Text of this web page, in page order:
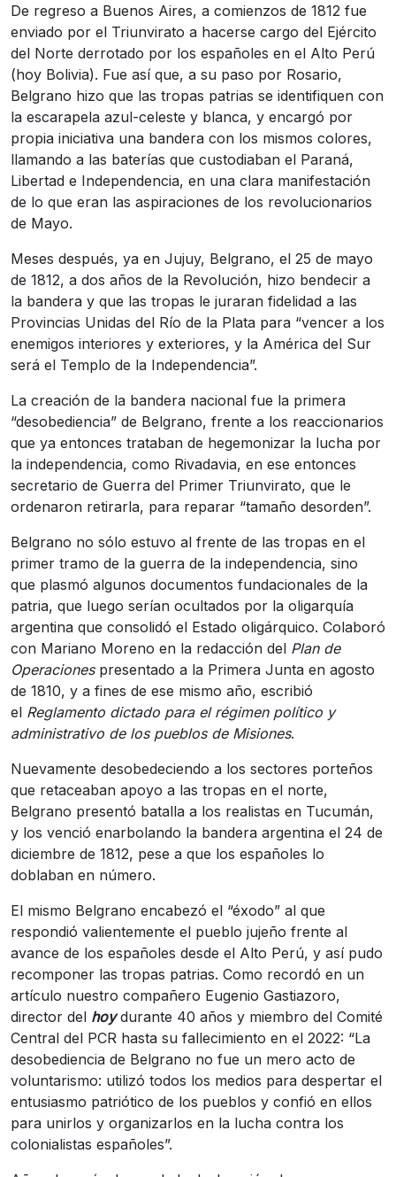
De regreso a Buenos Aires, a comienzos de 1812 fue
enviado por el Triunvirato a hacerse cargo del Ejército
del Norte derrotado por los españoles en el Alto Perú
(hoy Bolivia). Fue así que, a su paso por Rosario,
Belgrano hizo que las tropas patrias se identifiquen con
la escarapela azul-celeste y blanca, y encargó por
propia iniciativa una bandera con los mismos colores,
llamando a las baterías que custodiaban el Paraná,
Libertad e Independencia, en una clara manifestación
de lo que eran las aspiraciones de los revolucionarios
de Mayo.
Meses después, ya en Jujuy, Belgrano, el 25 de mayo
de 1812, a dos años de la Revolución, hizo bendecir a
la bandera y que las tropas le juraran fidelidad a las
Provincias Unidas del Río de la Plata para “vencer a los
enemigos interiores y exteriores, y la América del Sur
será el Templo de la Independencia”.
La creación de la bandera nacional fue la primera
“desobediencia” de Belgrano, frente a los reaccionarios
que ya entonces trataban de hegemonizar la lucha por
la independencia, como Rivadavia, en ese entonces
secretario de Guerra del Primer Triunvirato, que le
ordenaron retirarla, para reparar “tamaño desorden”.
Belgrano no sólo estuvo al frente de las tropas en el
primer tramo de la guerra de la independencia, sino
que plasmó algunos documentos fundacionales de la
patria, que luego serían ocultados por la oligarquía
argentina que consolidó el Estado oligárquico. Colaboró
con Mariano Moreno en la redacción del Plan de
Operacionespresentado a la Primera Junta en agosto
de 1810, y a fines de ese mismo año, escribió
el Reglamento dictado para el régimen político y
administrativo de los pueblos de Misiones.
Nuevamente desobedeciendo a los sectores porteños
que retaceaban apoyo a las tropas en el norte,
Belgrano presentó batalla a los realistas en Tucumán,
y los venció enarbolando la bandera argentina el 24 de
diciembre de 1812, pese a que los españoles lo
doblaban en número.
El mismo Belgrano encabezó el “éxodo” al que
respondió valientemente el pueblo jujeño frente al
avance de los españoles desde el Alto Perú, y así pudo
recomponer las tropas patrias. Como recordó en un
artículo nuestro compañero Eugenio Gastiazoro,
director del hoydurante 40 años y miembro del Comité
Central del PCR hasta su fallecimiento en el 2022: “La
desobediencia de Belgrano no fue un mero acto de
voluntarismo: utilizó todos los medios para despertar el
entusiasmo patriótico de los pueblos y confió en ellos
para unirlos y organizarlos en la lucha contra los
colonialistas españoles”.